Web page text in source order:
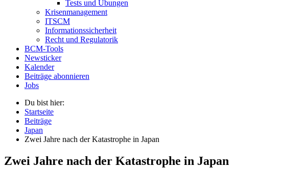
Tests und Übungen
Krisenmanagement
ITSCM
Informationssicherheit
Recht und Regulatorik
BCM-Tools
Newsticker
Kalender
Beiträge abonnieren
Jobs
Du bist hier:
Startseite
Beiträge
Japan
Zwei Jahre nach der Katastrophe in Japan
Zwei Jahre nach der Katastrophe in Japan